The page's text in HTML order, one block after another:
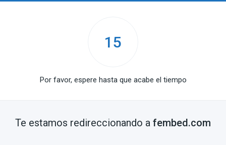
15
Por favor, espere hasta que acabe el tiempo
Te estamos redireccionando a fembed.com